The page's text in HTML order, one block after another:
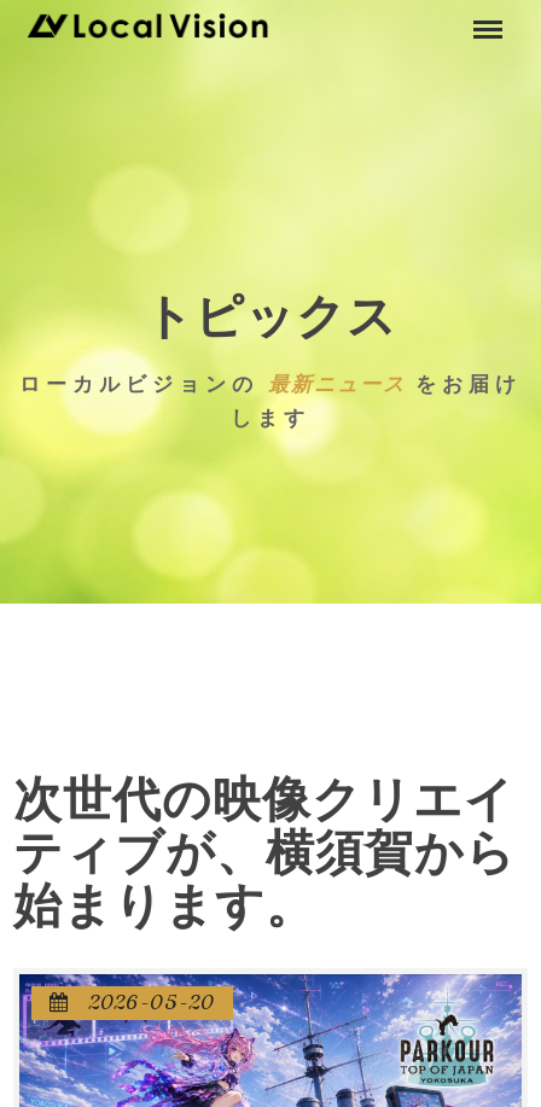
トピックス
ローカルビジョンの 最新ニュース
をお届け
します
次世代の映像クリエイ
ティブが、横須賀から
始まります。
 2026-05-20